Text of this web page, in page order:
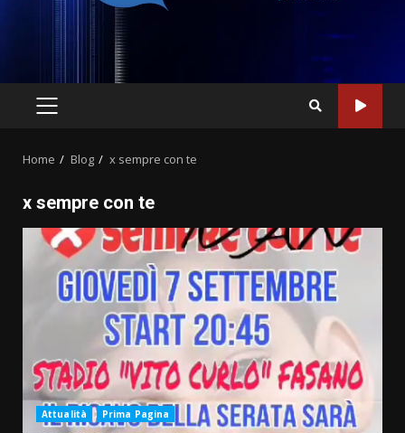
PRIMARY
Home Blog x sempre con te
x sempre con te
Attualità Prima Pagina